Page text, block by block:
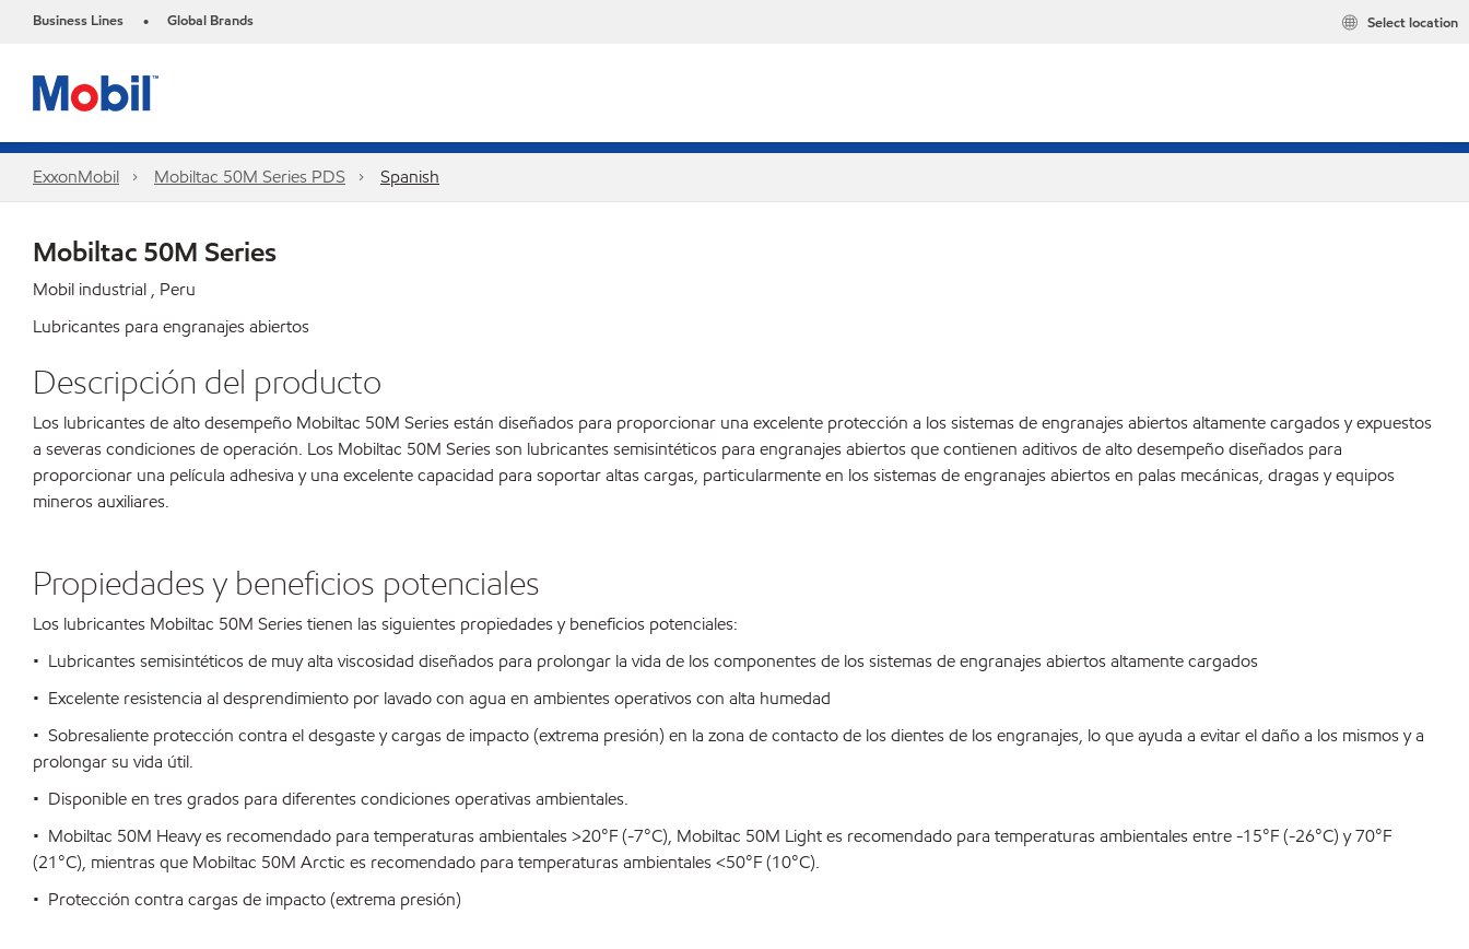
Business Lines • Global Brands Select location
ExxonMobil Mobiltac 50M Series PDS Spanish
Mobiltac 50M Series
Mobil industrial , Peru
Lubricantes para engranajes abiertos
Descripción del producto
Los lubricantes de alto desempeño Mobiltac 50M Series están diseñados para proporcionar una excelente protección a los sistemas de engranajes abiertos altamente cargados y expuestos
a severas condiciones de operación. Los Mobiltac 50M Series son lubricantes semisintéticos para engranajes abiertos que contienen aditivos de alto desempeño diseñados para
proporcionar una película adhesiva y una excelente capacidad para soportar altas cargas, particularmente en los sistemas de engranajes abiertos en palas mecánicas, dragas y equipos
mineros auxiliares.
Propiedades y beneficios potenciales
Los lubricantes Mobiltac 50M Series tienen las siguientes propiedades y beneficios potenciales:
• Lubricantes semisintéticos de muy alta viscosidad diseñados para prolongar la vida de los componentes de los sistemas de engranajes abiertos altamente cargados
• Excelente resistencia al desprendimiento por lavado con agua en ambientes operativos con alta humedad
• Sobresaliente protección contra el desgaste y cargas de impacto (extrema presión) en la zona de contacto de los dientes de los engranajes, lo que ayuda a evitar el daño a los mismos y a
prolongar su vida útil.
• Disponible en tres grados para diferentes condiciones operativas ambientales.
• Mobiltac 50M Heavy es recomendado para temperaturas ambientales >20°F (-7°C), Mobiltac 50M Light es recomendado para temperaturas ambientales entre -15°F (-26°C) y 70°F
(21°C), mientras que Mobiltac 50M Arctic es recomendado para temperaturas ambientales <50°F (10°C).
• Protección contra cargas de impacto (extrema presión)